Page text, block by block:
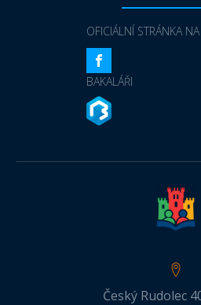
OFICIÁLNÍ STRÁNKA
BAKALÁŘI
Český Rudolec